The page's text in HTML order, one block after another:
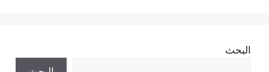
البحث